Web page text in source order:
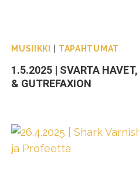
MUSIIKKI TAPAHTUMAT
1.5.2025 | SVARTA
& GUTREFAXION